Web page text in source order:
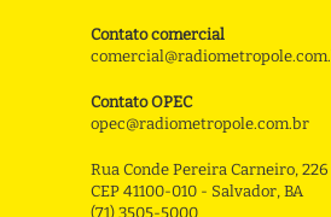
Contato comercial
Contato OPEC
opec@radiometropole.com.br
Rua Conde Pereira Carneiro,
CEP 41100-010 - Salvador, BA
(71) 3505-5000